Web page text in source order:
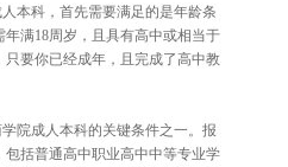
科，首先需要满足的是年龄条
满18周岁，且具有高中或相当于
要你已经成年，且完成了高中教
成人本科的关键条件之一。报
括普通高中职业高中中等专业学